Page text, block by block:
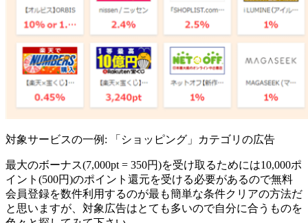
対象サービスの一例: 「ショッピング」カテゴリの広告
最大のボーナス(7,000pt = 350円)を受け取るためには10,000ポ
イント(500円)のポイント還元を受ける必要があるので無料
会員登録を数件利用するのが最も簡単な条件クリアの方法だ
と思いますが、対象広告はとても多いので自分に合うものを